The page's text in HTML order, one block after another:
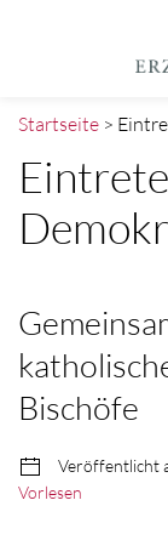
Startseite >
Bischöfe
Veröffentlicht
Vorlesen